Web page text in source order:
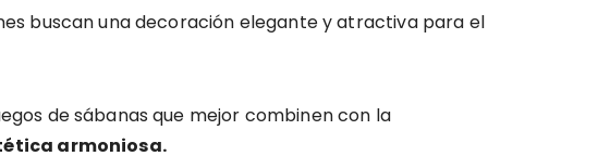
buscan una decoración elegante y atractiva para el
de sábanas que mejor combinen con la
armoniosa.